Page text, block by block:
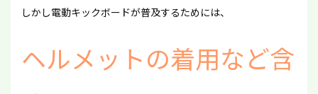
しかし電動キックボードが普及するためには、
ヘルメットの着用など含